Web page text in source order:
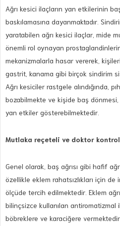
Ağrı kesici ilaçların yan etkilerinin
baskılamasına dayanmaktadır.
yaratabilen ağrı kesici ilaçlar, mide
önemli rol oynayan
mekanizmalarla hasar vererek,
gastrit, kanama gibi birçok sindirim
Ağrı kesiciler rastgele alındığında,
bozabilmekte ve kişide baş dönmesi,
yan etkiler gösterebilmektedir.
Mutlaka reçeteli ve doktor
Genel olarak, baş ağrısı gibi hafif
özellikle eklem rahatsızlıkları için
ölçüde tercih edilmektedir. Eklem
bilinçsizce kullanılan antiromatizmal
böbreklere ve karaciğere